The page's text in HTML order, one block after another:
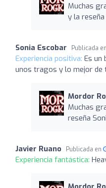
Muchas
y la reseña
Sonia Escobar Publicada en
Experiencia positiva: Es un
unos tragos y lo mejor de
Mordor
Muchas
reseña
Javier Ruano Publicada en
Experiencia fantástica: